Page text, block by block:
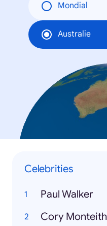
Mondial
Australie
Celebrities
Paul Walker
Cory Monteith